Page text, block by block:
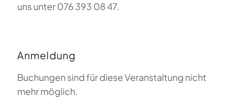
uns unter 076 393 08 47.
Anmeldung
Buchungen sind für diese Veranstaltung nicht
mehr möglich.